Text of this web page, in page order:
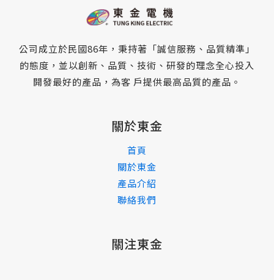
公司成立於民國86年，秉持著「誠信服務、品質精準」
的態度，並以創新、品質、技術、研發的理念全心投入
開發最好的產品，為客 戶提供最高品質的產品。
關於東金
首頁
關於東金
產品介紹
聯絡我們
關注東金